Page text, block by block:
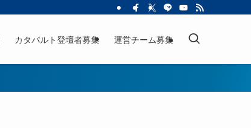
カタパルト登壇者募集 運営チーム募集